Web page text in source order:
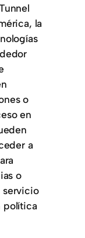
la
o
en
a
o
servicio
política